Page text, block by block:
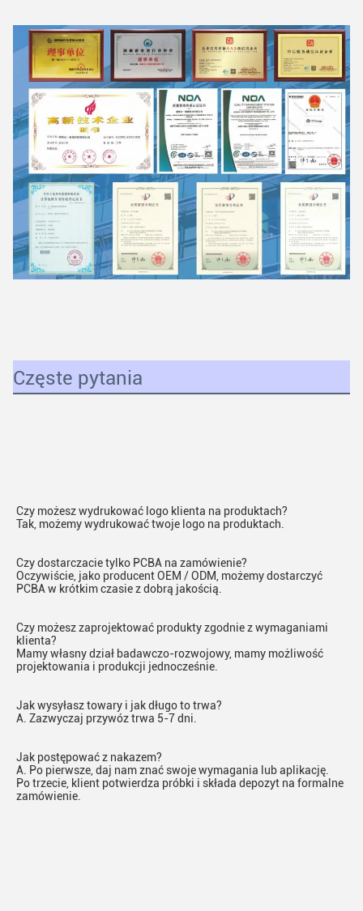
Częste pytania
Czy możesz wydrukować logo klienta na produktach?
Tak, możemy wydrukować twoje logo na produktach.
Czy dostarczacie tylko PCBA na zamówienie?
Oczywiście, jako producent OEM / ODM, możemy dostarczyć
PCBA w krótkim czasie z dobrą jakością.
Czy możesz zaprojektować produkty zgodnie z wymaganiami
klienta?
Mamy własny dział badawczo-rozwojowy, mamy możliwość
projektowania i produkcji jednocześnie.
Jak wysyłasz towary i jak długo to trwa?
A. Zazwyczaj przywóz trwa 5-7 dni.
Jak postępować z nakazem?
A. Po pierwsze, daj nam znać swoje wymagania lub aplikację.
Po trzecie, klient potwierdza próbki i składa depozyt na formalne
zamówienie.